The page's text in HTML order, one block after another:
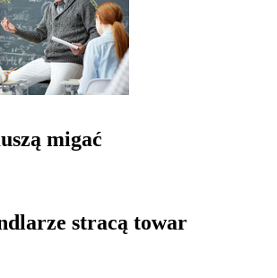
migać
stracą towar